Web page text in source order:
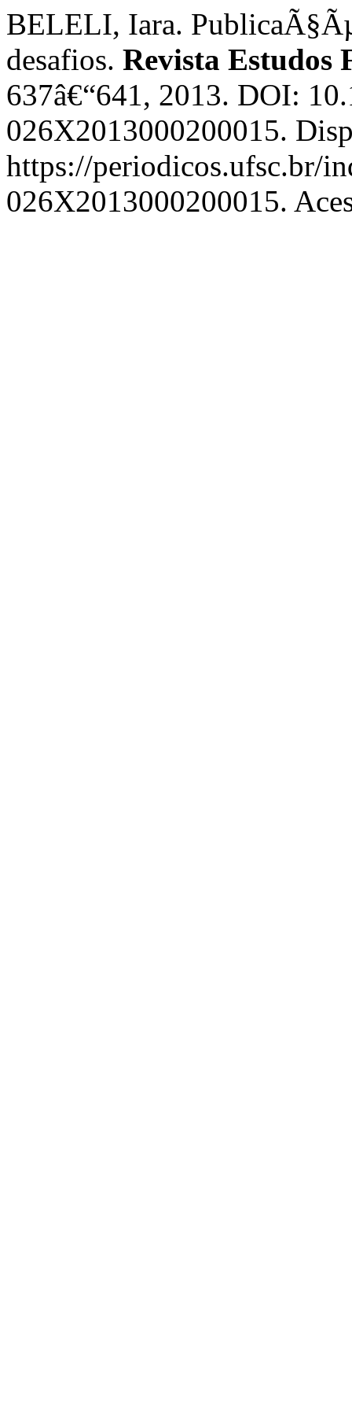
BELELI, Iara.
desafios. Revista Estudos
637â€“641, 2013. DOI:
026X2013000200015.
https://periodicos.ufsc.br/
026X2013000200015.